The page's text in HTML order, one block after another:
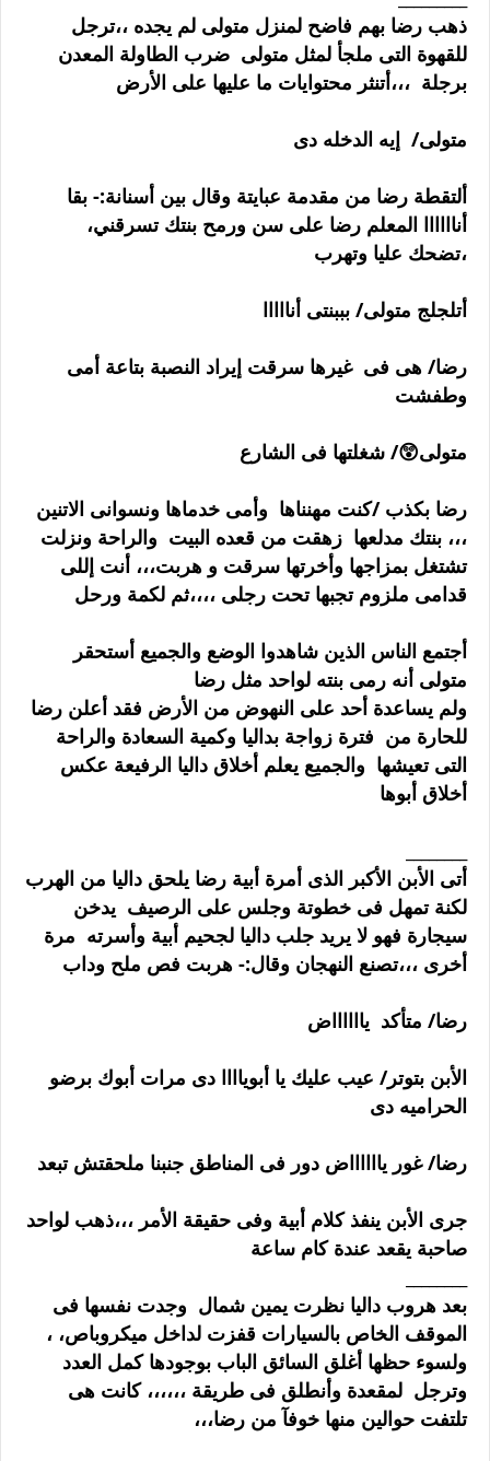
ذهب رضا بهم فاضح لمنزل متولى لم يجده ،،ترجل
للقهوة التى ملجأ لمثل متولى ضرب الطاولة المعدن
برجلة ،،،أتنثر محتوايات ما عليها على الأرض
متولى/ إيه الدخله دى
ألتقطة رضا من مقدمة عبايتة وقال بين أسنانة:- بقا
أناااااا المعلم رضا على سن ورمح بنتك تسرقني،
،تضحك عليا وتهرب
أتلجلج متولى/ بببنتى أنااااا
رضا/ هى فى غيرها سرقت إيراد النصبة بتاعة أمى
وطفشت
متولى😲/ شغلتها فى الشارع
رضا بكذب /كنت مهنناها وأمى خدماها ونسوانى الاتنين
،،، بنتك مدلعها زهقت من قعده البيت والراحة ونزلت
تشتغل بمزاجها وأخرتها سرقت و هربت،،، أنت إللى
قدامى ملزوم تجبها تحت رجلى ،،،،ثم لكمة ورحل
أجتمع الناس الذين شاهدوا الوضع والجميع أستحقر
متولى أنه رمى بنته لواحد مثل رضا
ولم يساعدة أحد على النهوض من الأرض فقد أعلن رضا
للحارة من فترة زواجة بداليا وكمية السعادة والراحة
التى تعيشها والجميع يعلم أخلاق داليا الرفيعة عكس
أخلاق أبوها
أتى الأبن الأكبر الذى أمرة أبية رضا يلحق داليا من الهرب
لكنة تمهل فى خطوتة وجلس على الرصيف يدخن
سيجارة فهو لا يريد جلب داليا لجحيم أبية وأسرته مرة
أخرى ،،،تصنع النهجان وقال:- هربت فص ملح وداب
رضا/ متأكد يااااااض
الأبن بتوتر/ عيب عليك يا أبوياااا دى مرات أبوك برضو
الحراميه دى
رضا/ غور يااااااض دور فى المناطق جنبنا ملحقتش تبعد
جرى الأبن ينفذ كلام أبية وفى حقيقة الأمر ،،،ذهب لواحد
صاحبة يقعد عندة كام ساعة
بعد هروب داليا نظرت يمين شمال وجدت نفسها فى
الموقف الخاص بالسيارات قفزت لداخل ميكروباص، ،
ولسوء حظها أغلق السائق الباب بوجودها كمل العدد
وترجل لمقعدة وأنطلق فى طريقة ،،،،،، كانت هى
تلتفت حوالين منها خوفآ من رضا،،،